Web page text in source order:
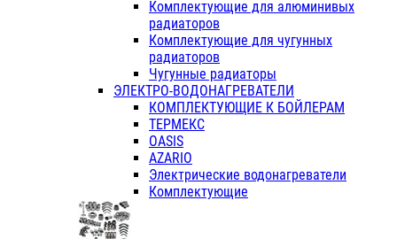
Комплектующие для алюминивых
радиаторов
Комплектующие для чугунных
радиаторов
Чугунные радиаторы
ЭЛЕКТРО-ВОДОНАГРЕВАТЕЛИ
КОМПЛЕКТУЮЩИЕ К БОЙЛЕРАМ
ТЕРМЕКС
OASIS
AZARIO
Электрические водонагреватели
Комплектующие